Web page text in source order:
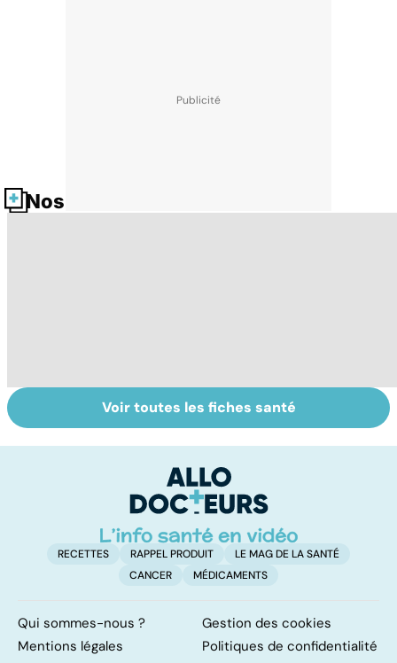
Nos fiches santé
Tout savoir sur le
cerveau
Staphylocoque
doré : une
surveillance
Voir toutes les fiches santé
RECETTES RAPPEL PRODUIT
LE MAG DE LA SANTÉ
CANCER
MÉDICAMENTS
Qui sommes-nous ?
Gestion des cookies
Mentions légales
Politiques de confidentialité